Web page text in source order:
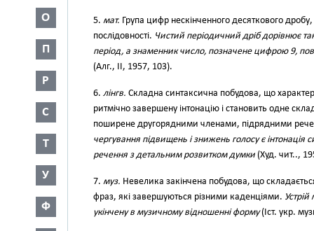
О
П
Р
С
Т
У
Ф
5. мат. Група цифр нескінченного десяткового
послідовності. Чистий періодичний дріб дорівнює
період, а знаменник число, позначене цифрою 9,
(Алг., II, 1957, 103).
6. лінгв. Складна синтаксична побудова, що
ритмічно завершену інтонацію і становить одне
поширене другорядними членами, підрядними
чергування підвищень і знижень голосу є інтонація
речення з детальним розвитком думки (Худ. чит..,
7. муз. Невелика закінчена побудова, що
фраз, які завершуються різними каденціями. Устрій
укінчену в музичному відношенні форму(Іст. укр.